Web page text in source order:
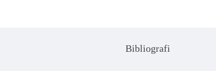
Bibliografi